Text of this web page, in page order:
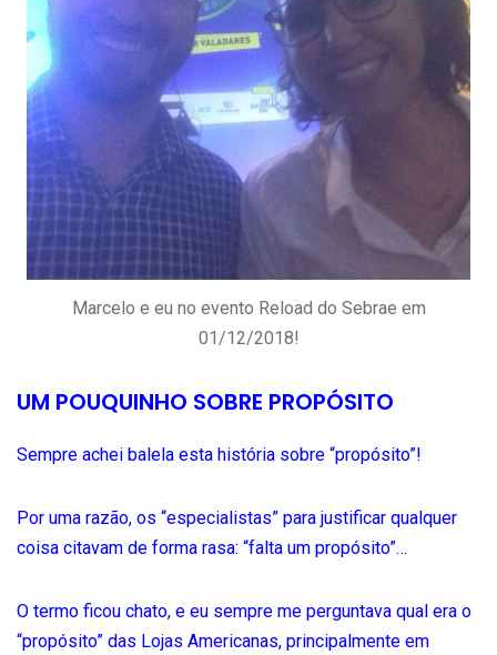
Marcelo e eu no evento Reload do Sebrae em
01/12/2018!
UM POUQUINHO SOBRE PROPÓSITO
Sempre achei balela esta história sobre “propósito”!
Por uma razão, os “especialistas” para justificar qualquer
coisa citavam de forma rasa: “falta um propósito”…
O termo ficou chato, e eu sempre me perguntava qual era o
“propósito” das Lojas Americanas, principalmente em